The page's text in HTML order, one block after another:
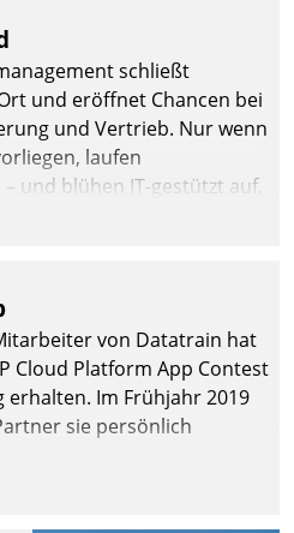
schließt
und eröffnet Chancen bei
und Vertrieb. Nur wenn
laufen
und blühen IT-gestützt auf.
von Datatrain hat
Cloud Platform App Contest
erhalten. Im Frühjahr 2019
sie persönlich